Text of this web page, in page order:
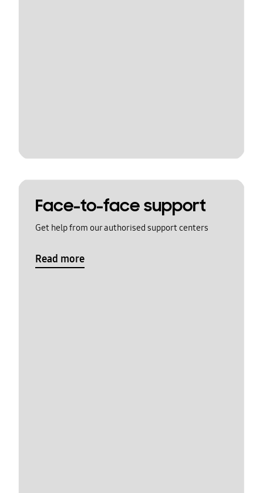
Face-to-face support
Get help from our authorised support centers
Read more